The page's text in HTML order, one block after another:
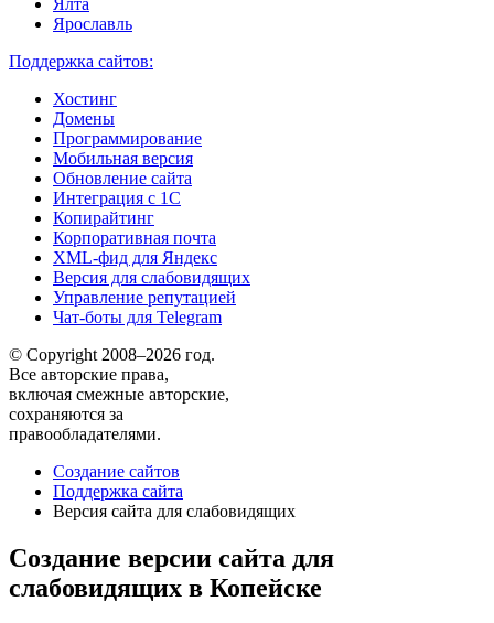
Ялта
Ярославль
Поддержка сайтов:
Хостинг
Домены
Программирование
Мобильная версия
Обновление сайта
Интеграция с 1С
Копирайтинг
Корпоративная почта
XML-фид для Яндекс
Версия для слабовидящих
Управление репутацией
Чат-боты для Telegram
© Copyright 2008–2026 год.
Все авторские права,
включая смежные авторские,
сохраняются за
правообладателями.
Создание сайтов
Поддержка сайта
Версия сайта для слабовидящих
Создание версии сайта для
слабовидящих в Копейске